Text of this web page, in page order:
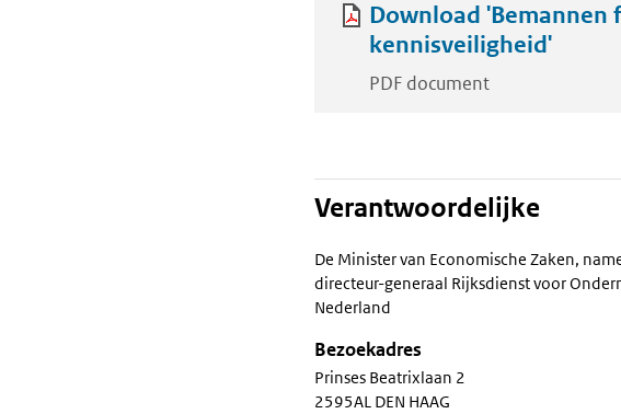
Download
kennisveiligheid'
PDF document
Verantwoordelijke
De Minister van Economische Zaken,
directeur-generaal Rijksdienst voor
Nederland
Bezoekadres
Prinses Beatrixlaan 2
2595AL DEN HAAG